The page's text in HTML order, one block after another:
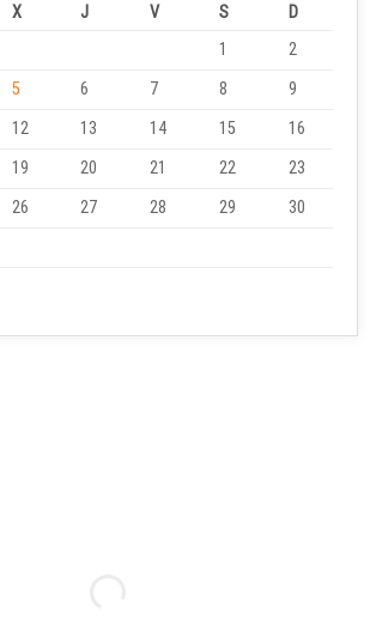
X J V S
D
1
2
5 6 7 8
9
12 13 14 15
16
19 20 21 22
23
26 27 28 29
30